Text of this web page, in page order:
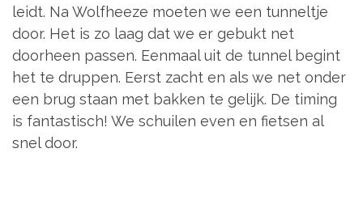
leidt. Na Wolfheeze moeten we een tunneltje
door. Het is zo laag dat we er gebukt net
doorheen passen. Eenmaal uit de tunnel begint
het te druppen. Eerst zacht en als we net onder
een brug staan met bakken te gelijk. De timing
is fantastisch! We schuilen even en fietsen al
snel door.